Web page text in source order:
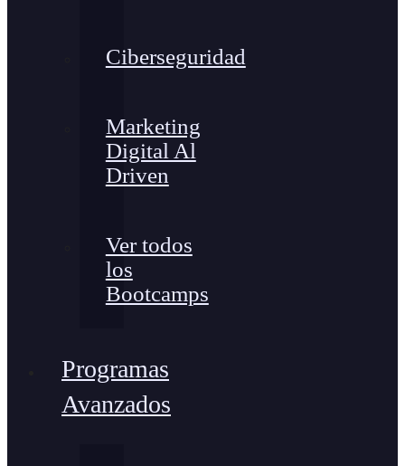
Ciberseguridad
Marketing
Digital Al
Driven
Ver todos
los
Bootcamps
Programas
Avanzados